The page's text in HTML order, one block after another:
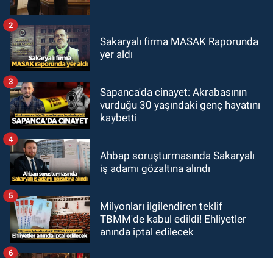
Sakaryalı firma MASAK Raporunda
yer aldı
2
Sapanca'da cinayet: Akrabasının
vurduğu 30 yaşındaki genç hayatını
kaybetti
3
Ahbap soruşturmasında Sakaryalı
iş adamı gözaltına alındı
4
Milyonları ilgilendiren teklif
TBMM'de kabul edildi! Ehliyetler
anında iptal edilecek
5
6